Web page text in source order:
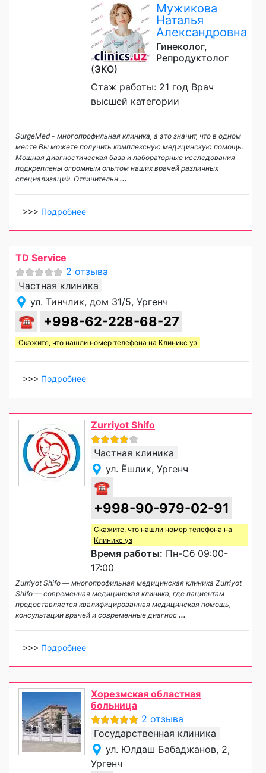
Мужикова
Наталья
Александровна
Гинеколог,
Репродуктолог
(ЭКО)
Стаж работы: 21 год Врач
высшей категории
SurgeMed - многопрофильная клиника, а это значит, что в одном
месте Вы можете получить комплексную медицинскую помощь.
Мощная диагностическая база и лабораторные исследования
подкреплены огромным опытом наших врачей различных
специализаций. Отличительн ...
>>> Подробнее
TD Service
2 отзыва
Частная клиника
ул. Тинчлик, дом 31/5, Ургенч
☎ +998-62-228-68-27
Скажите, что нашли номер телефона на Клиникс уз
>>> Подробнее
Zurriyot Shifo
Частная клиника
ул. Ёшлик, Ургенч
☎
+998-90-979-02-91
Скажите, что нашли номер телефона на
Клиникс уз
Время работы: Пн-Сб 09:00-
17:00
Zurriyot Shifo — многопрофильная медицинская клиника Zurriyot
Shifo — современная медицинская клиника, где пациентам
предоставляется квалифицированная медицинская помощь,
консультации врачей и современные диагнос ...
>>> Подробнее
Хорезмская областная
больница
2 отзыва
Государственная клиника
ул. Юлдаш Бабаджанов, 2,
Ургенч